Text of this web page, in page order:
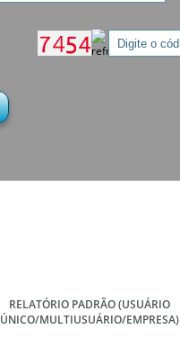
RELATÓRIO PADRÃO(USUÁRIO
ÚNICO/MULTIUSUÁRIO/EMPRESA)